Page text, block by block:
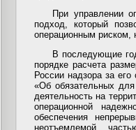
При управлении
подход, который
операционным риском,
В последующие
порядке расчета
России надзора за
«Об обязательных
деятельность на
операционной
обеспечения
неотъемлемой